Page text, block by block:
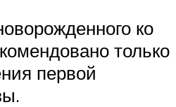
ко
только
первой